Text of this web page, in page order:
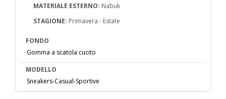
MATERIALE ESTERNO: Nabuk
STAGIONE: Primavera - Estate
FONDO
Gomma a scatola cucito
MODELLO
Sneakers-Casual-Sportive